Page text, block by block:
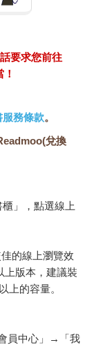
是會刻意挑釁住
，盆栽亂尿尿占
散步三分鐘，每
往往邊後退邊以
晃了一圈，甚至
彷彿宿敵並不存
境獵犬好像是新
要求您前往
務條款。
兌換
」，點選線上
的線上瀏覽效
上版本，建議裝
上的容量。
員中心」→「我